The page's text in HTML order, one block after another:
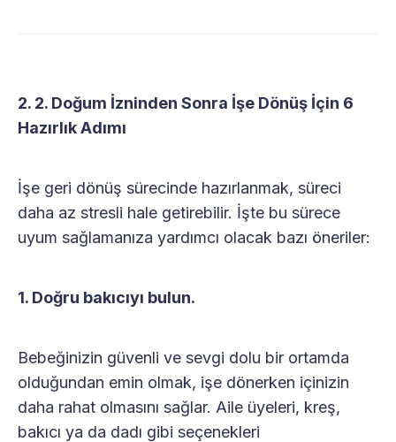
2. 2. Doğum İzninden Sonra İşe Dönüş İçin 6
Hazırlık Adımı
İşe geri dönüş sürecinde hazırlanmak, süreci
daha az stresli hale getirebilir. İşte bu sürece
uyum sağlamanıza yardımcı olacak bazı öneriler:
1. Doğru bakıcıyı bulun.
Bebeğinizin güvenli ve sevgi dolu bir ortamda
olduğundan emin olmak, işe dönerken içinizin
daha rahat olmasını sağlar. Aile üyeleri, kreş,
bakıcı ya da dadı gibi seçenekleri